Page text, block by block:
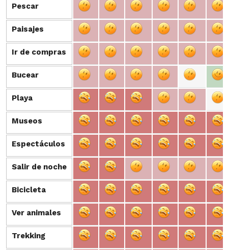
Pescar
Paisajes
Ir de compras
Bucear
Playa
Museos
Espectáculos
Salir de noche
Bicicleta
Ver animales
Trekking
Pescar
Paisajes
Ir de compras
Bucear
Playa
Museos
Espectáculos
Salir de noche
Bicicleta
Ver animales
Trekking